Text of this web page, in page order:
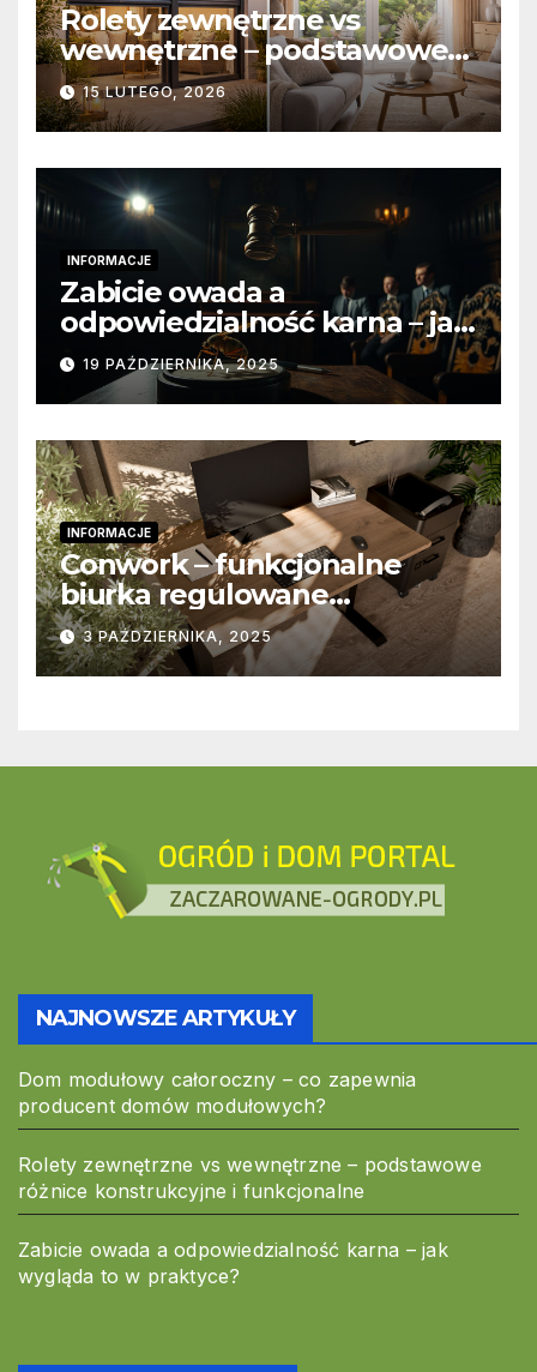
Rolety zewnętrzne vs
wewnętrzne – podstawowe
różnice konstrukcyjne i
funkcjonalne
15 LUTEGO, 2026
INFORMACJE
Zabicie owada a
odpowiedzialność karna – jak
wygląda to w praktyce?
19 PAŹDZIERNIKA, 2025
INFORMACJE
Conwork – funkcjonalne
biurka regulowane
stworzone z myślą o
nowoczesnych
przestrzeniach pracy
3 PAŹDZIERNIKA, 2025
NAJNOWSZE ARTYKUŁY
Dom modułowy całoroczny – co zapewnia
producent domów modułowych?
Rolety zewnętrzne vs wewnętrzne – podstawowe
różnice konstrukcyjne i funkcjonalne
Zabicie owada a odpowiedzialność karna – jak
wygląda to w praktyce?